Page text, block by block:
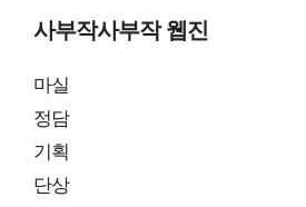
사부작사부작 웹진
마실
정담
기획
단상